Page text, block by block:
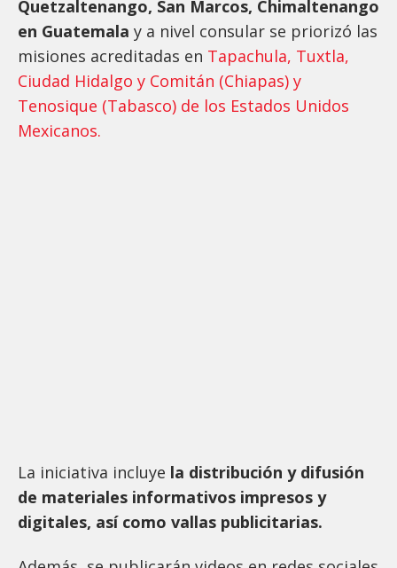
Quetzaltenango, San Marcos, Chimaltenango
en Guatemala y a nivel consular se priorizó las
misiones acreditadas en Tapachula, Tuxtla,
Ciudad Hidalgo y Comitán (Chiapas) y
Tenosique (Tabasco) de los Estados Unidos
Mexicanos.
La iniciativa incluye la distribución y difusión
de materiales informativos impresos y
digitales, así como vallas publicitarias.